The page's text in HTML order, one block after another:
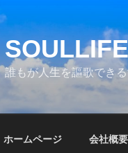
SOULLIFE
誰もが人生を謳歌でき
ホームページ 会社概要